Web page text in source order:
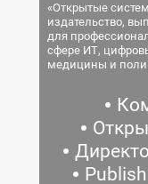
«Открытые
издательство,
для
сфере ИТ,
медицины и
Publish